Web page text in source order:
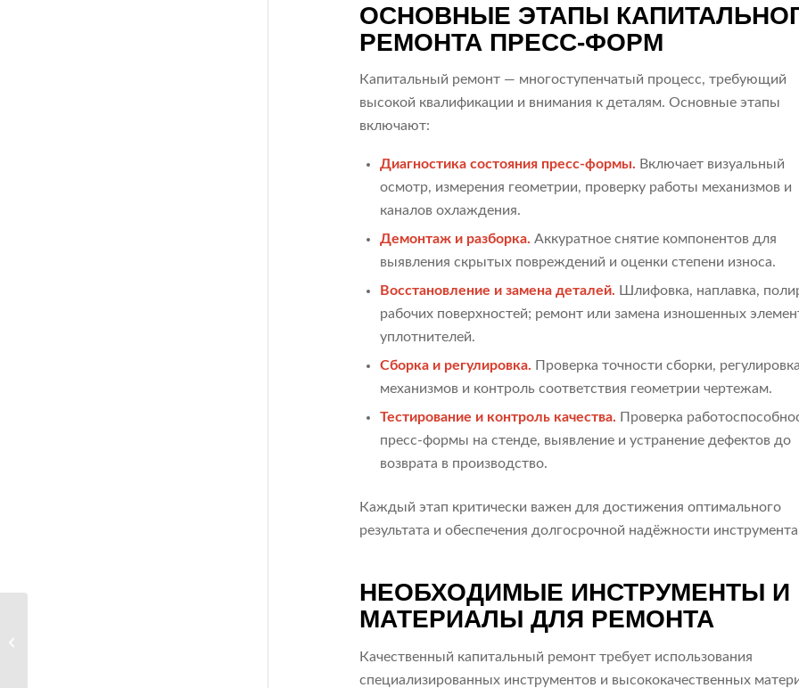
ОСНОВНЫЕ ЭТАПЫ
РЕМОНТА ПРЕСС-ФОРМ
Капитальный ремонт — многоступенчатый процесс, требующий
высокой квалификации и внимания к деталям. Основные этапы
включают:
Диагностика состояния пресс-формы. Включает визуальный
осмотр, измерения геометрии, проверку работы механизмов и
каналов охлаждения.
Демонтаж и разборка. Аккуратное снятие компонентов для
выявления скрытых повреждений и оценки степени износа.
Восстановление и замена деталей. Шлифовка, наплавка,
рабочих поверхностей; ремонт или замена изношенных
уплотнителей.
Сборка и регулировка. Проверка точности сборки, регулировка
механизмов и контроль соответствия геометрии чертежам.
Тестирование и контроль качества. Проверка
пресс-формы на стенде, выявление и устранение дефектов до
возврата в производство.
Каждый этап критически важен для достижения оптимального
результата и обеспечения долгосрочной надёжности
НЕОБХОДИМЫЕ ИНСТРУМЕНТЫ И
МАТЕРИАЛЫ ДЛЯ РЕМОНТА
Качественный капитальный ремонт требует использования
специализированных инструментов и высококачественных